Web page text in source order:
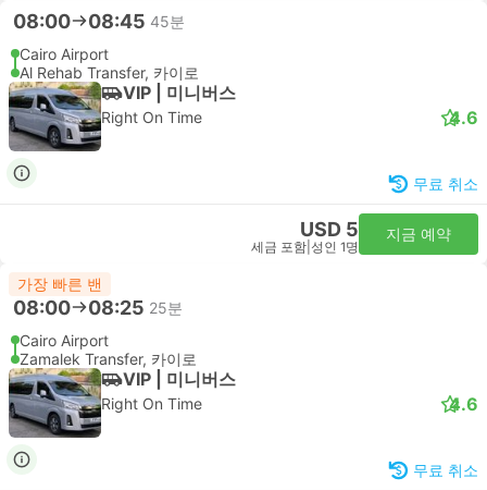
08:00 08:45 45분
Cairo Airport
Al Rehab Transfer, 카이로
VIP | 미니버스
Right On Time 4.6
무료 취소
USD 5
세금 포함 성인 1명
지금 예약
가장 빠른 밴
08:00 08:25 25분
Cairo Airport
Zamalek Transfer, 카이로
VIP | 미니버스
Right On Time 4.6
무료 취소